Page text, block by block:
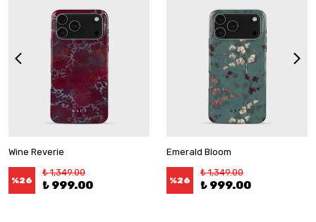
Wine Reverie
%26
₺ 1,349.00
₺ 999.00
Emerald Bloom
%26
₺ 1,349.00
₺ 999.00